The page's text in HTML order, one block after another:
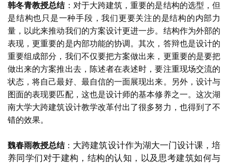
韩冬青教授总结： 对于大跨建筑，重要的是结构的选型，但
是结构也只是一种手段，我们更要关注的是结构的内部力
量，以此来推动我们的方案设计更进一步。结构作为外部的
表现，更重要的是内部功能的协调。其次，答辩也是设计的
重要组成部分，我们不仅要把方案做出来，更重要的是要把
做出来的方案推出去，陈述者在表述时，要注重现场交流的
状态，将自己最好、最自信的一面展现出来。另外，设计与
图面的表现要匹配，这也是设计师的基本修养之一。这次湖
南大学大跨建筑设计教学改革付出了很多努力，也得到了不
错的效果。
魏春雨教授总结： 大跨建筑设计作为湖大一门设计课，培
养同学们对于建构，结构的认知，以及思考建筑如何与